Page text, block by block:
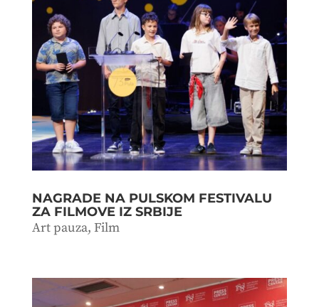
NAGRADE NA PULSKOM FESTIVALU
ZA FILMOVE IZ SRBIJE
Art pauza, Film